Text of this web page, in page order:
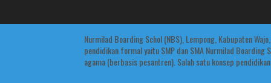
Nurmilad Boarding Schol (NBS), Lempong, Kabupaten
pendidikan formal yaitu SMP dan SMA Nurmilad Boarding
agama (berbasis pesantren). Salah satu konsep